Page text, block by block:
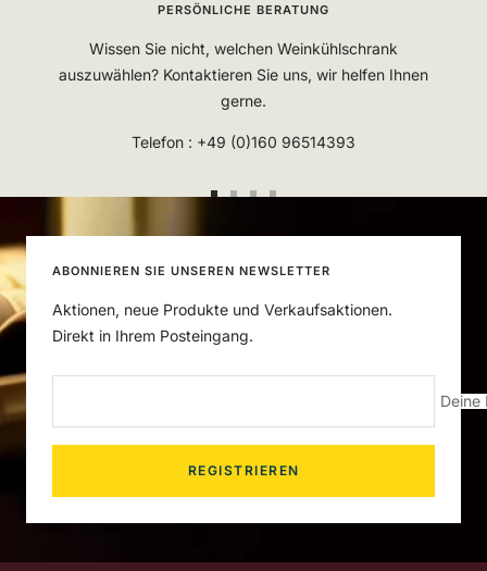
PERSÖNLICHE BERATUNG
Wissen Sie nicht, welchen Weinkühlschrank
auszuwählen? Kontaktieren Sie uns, wir helfen Ihnen
gerne.
Telefon : +49 (0)160 96514393
ABONNIEREN SIE UNSEREN NEWSLETTER
Aktionen, neue Produkte und Verkaufsaktionen.
Direkt in Ihrem Posteingang.
Deine
REGISTRIEREN